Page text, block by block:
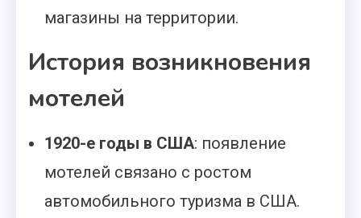
магазины на территории.
История возникновения
мотелей
1920-е годы в США: появление
мотелей связано с ростом
автомобильного туризма в США.